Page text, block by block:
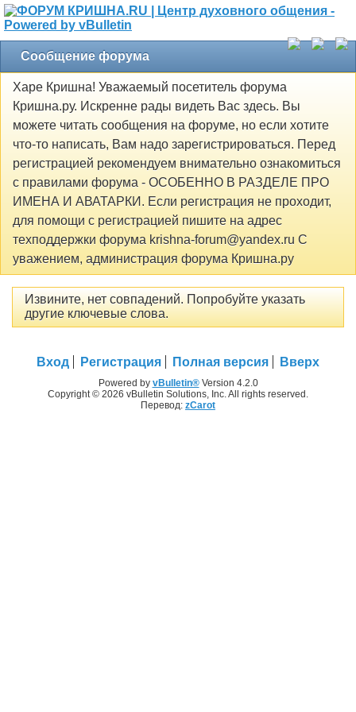
Сообщение форума
Харе Кришна! Уважаемый посетитель форума
Кришна.ру. Искренне рады видеть Вас здесь. Вы
можете читать сообщения на форуме, но если хотите
что-то написать, Вам надо зарегистрироваться. Перед
регистрацией рекомендуем внимательно ознакомиться
с правилами форума - ОСОБЕННО В РАЗДЕЛЕ ПРО
ИМЕНА И АВАТАРКИ. Если регистрация не проходит,
для помощи с регистрацией пишите на адрес
техподдержки форума krishna-forum@yandex.ru С
уважением, администрация форума Кришна.ру
Извините, нет совпадений. Попробуйте указать
другие ключевые слова.
Вход Регистрация Полная версия Вверх
Powered by vBulletin®Version 4.2.0
Copyright © 2026 vBulletin Solutions, Inc. All rights reserved.
Перевод: zCarot